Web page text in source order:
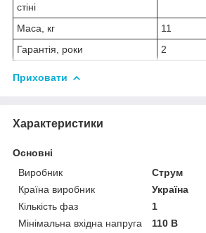
стіні
Маса, кг
11
Гарантія, роки
2
Приховати
Характеристики
Основні
Виробник
Струм
Країна виробник
Україна
Кількість фаз
1
Мінімальна вхідна напруга
110 В